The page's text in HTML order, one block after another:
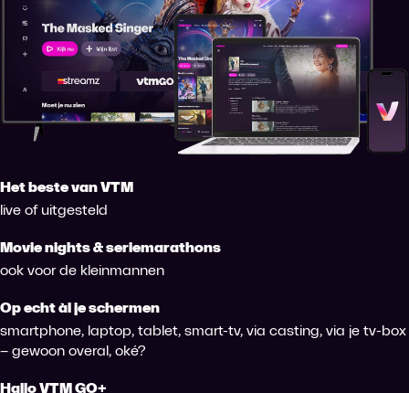
Het beste van VTM
live of uitgesteld
Movie nights & seriemarathons
ook voor de kleinmannen
Op echt àl je schermen
smartphone, laptop, tablet, smart-tv, via casting, via je tv-box
– gewoon overal, oké?
Hallo VTM GO+